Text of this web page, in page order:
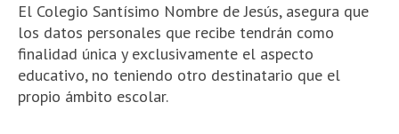
El Colegio Santísimo Nombre de Jesús, asegura que
los datos personales que recibe tendrán como
finalidad única y exclusivamente el aspecto
educativo, no teniendo otro destinatario que el
propio ámbito escolar.